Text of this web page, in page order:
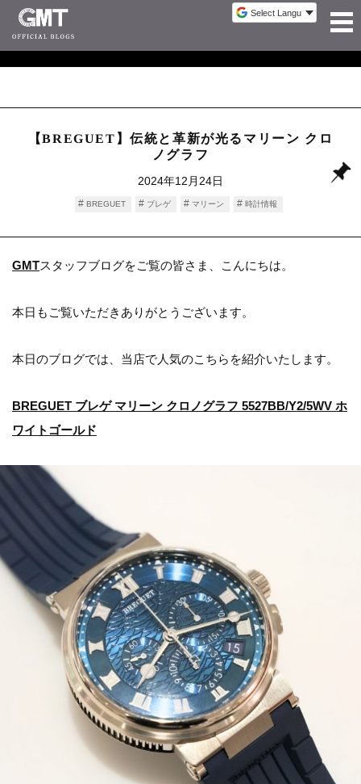
【BREGUET】伝統と革新が光るマリーン クロ
ノグラフ
2024年12月24日
BREGUET ブレゲ マリーン 時計情報
GMTスタッフブログをご覧の皆さま、こんにちは。
本日もご覧いただきありがとうございます。
本日のブログでは、当店で人気のこちらを紹介いたします。
BREGUET ブレゲ マリーン クロノグラフ 5527BB/Y2/5WV ホ
ワイトゴールド